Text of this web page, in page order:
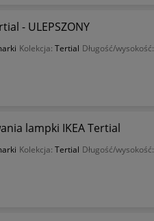
- ULEPSZONY
Kolekcja: Tertial Długość/wysokość:
lampki IKEA Tertial
Kolekcja: Tertial Długość/wysokość: